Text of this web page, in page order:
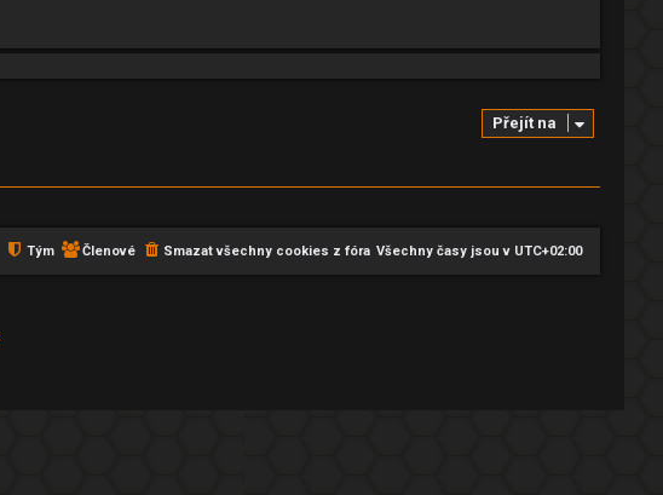
Přejít na
Všechny časy jsou v UTC+02:00
Smazat všechny cookies z fóra
Členové
Tým